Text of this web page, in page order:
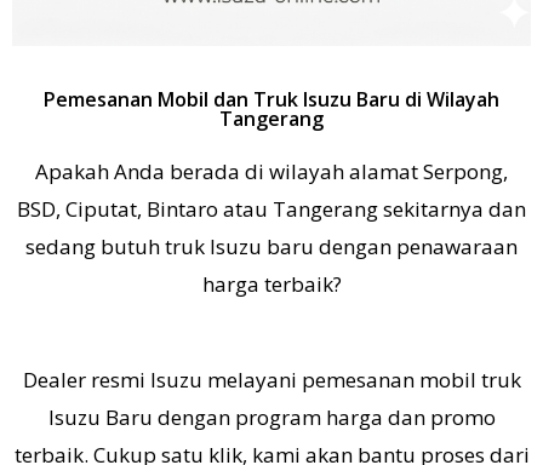
Pemesanan Mobil dan Truk Isuzu Baru di Wilayah
Tangerang
Apakah Anda berada di wilayah alamat Serpong,
BSD, Ciputat, Bintaro atau Tangerang sekitarnya dan
sedang butuh truk Isuzu baru dengan penawaraan
harga terbaik?
Dealer resmi Isuzu melayani pemesanan mobil truk
Isuzu Baru dengan program harga dan promo
terbaik. Cukup satu klik, kami akan bantu proses dari